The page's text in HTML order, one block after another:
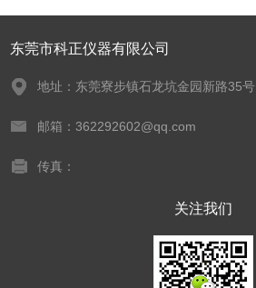
东莞市科正仪器有限公司
地址：东莞寮步镇石龙坑金园新路35号
邮箱：362292602@qq.com
传真：
关注我们